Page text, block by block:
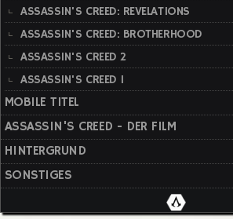
ASSASSIN'S CREED: REVELATIONS
ASSASSIN'S CREED: BROTHERHOOD
ASSASSIN'S CREED 2
ASSASSIN'S CREED 1
MOBILE TITEL
ASSASSIN'S CREED - DER FILM
HINTERGRUND
SONSTIGES